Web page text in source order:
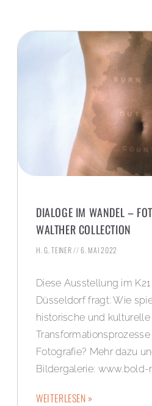
DIALOGE IM WANDEL –
WALTHER COLLECTION
H. G. TEINER 6. MAI 2022
Diese Ausstellung im
Düsseldorf fragt: Wie
historische und kulturelle
Fotografie? Mehr dazu
Bildergalerie: www.bold-
WEITERLESEN »